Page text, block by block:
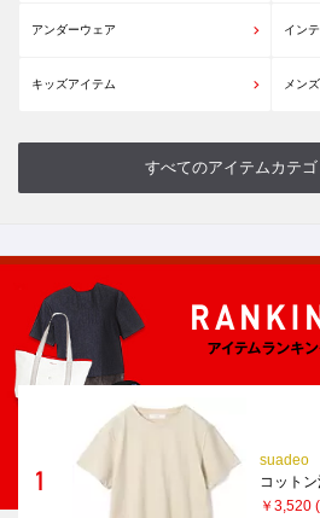
アンダーウェア イン
キッズアイテム メン
すべてのアイテムカテ
suadeo
コット
￥3,520